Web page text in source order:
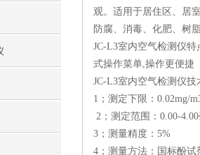
观。适用于居住区、居
防腐、消毒、化肥、树
JC-L3室内空气检测仪
式操作菜单,操作更便
JC-L3室内空气检测仪技
1；测定下限：0.02mg/
2；测定范围：0.00-
3；测量精度：5%
4；测量方法：国标